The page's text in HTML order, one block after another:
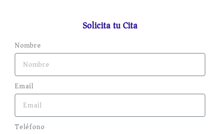
Solicita tu Cita
Nombre
Email
Teléfono